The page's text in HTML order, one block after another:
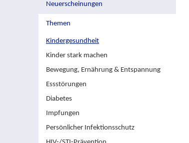
Neuerscheinungen
Themen
Kindergesundheit
Kinder stark machen
Bewegung, Ernährung & Entspannung
Essstörungen
Diabetes
Impfungen
Persönlicher Infektionsschutz